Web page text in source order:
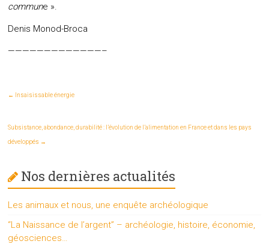
commune ».
Denis Monod-Broca
—————————————–
← Insaisissable énergie
Subsistance, abondance, durabilité : l’évolution de l’alimentation en France et dans les pays
développés →
Nos dernières actualités
Les animaux et nous, une enquête archéologique
“La Naissance de l’argent” – archéologie, histoire, économie,
géosciences…